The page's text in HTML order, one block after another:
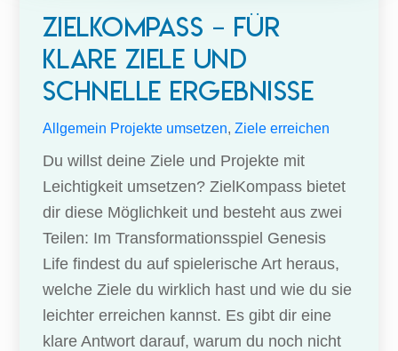
ZielKompass – für
klare Ziele und
schnelle Ergebnisse
Allgemein Projekte umsetzen, Ziele erreichen
Du willst deine Ziele und Projekte mit
Leichtigkeit umsetzen? ZielKompass bietet
dir diese Möglichkeit und besteht aus zwei
Teilen: Im Transformationsspiel Genesis
Life findest du auf spielerische Art heraus,
welche Ziele du wirklich hast und wie du sie
leichter erreichen kannst. Es gibt dir eine
klare Antwort darauf, warum du noch nicht